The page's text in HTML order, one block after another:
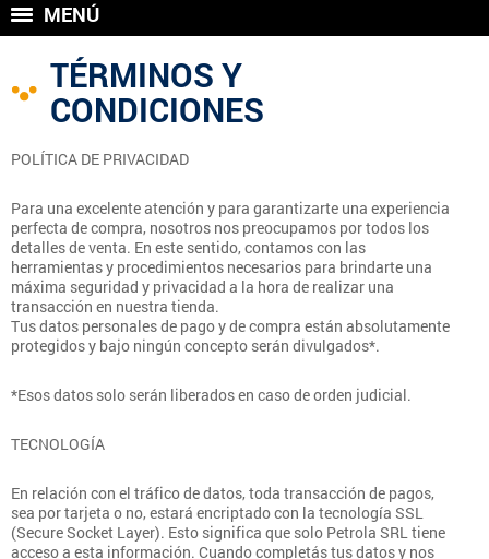
MENÚ
TÉRMINOS Y
CONDICIONES
POLÍTICA DE PRIVACIDAD
Para una excelente atención y para garantizarte una experiencia
perfecta de compra, nosotros nos preocupamos por todos los
detalles de venta. En este sentido, contamos con las
herramientas y procedimientos necesarios para brindarte una
máxima seguridad y privacidad a la hora de realizar una
transacción en nuestra tienda.
Tus datos personales de pago y de compra están absolutamente
protegidos y bajo ningún concepto serán divulgados*.
*Esos datos solo serán liberados en caso de orden judicial.
TECNOLOGÍA
En relación con el tráfico de datos, toda transacción de pagos,
sea por tarjeta o no, estará encriptado con la tecnología SSL
(Secure Socket Layer). Esto significa que solo Petrola SRL tiene
acceso a esta información. Cuando completás tus datos y nos